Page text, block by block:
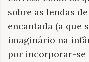
sobre as lendas
encantada (a que
imaginário na
por incorporar-se